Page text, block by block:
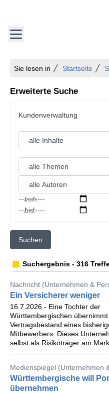
Sie lesen in Startseite
Erweiterte Suche
von:
bis:
Suchen
Suchergebnis - 316
Nachricht (Unternehmen &
Ein Versicherer weniger
16.7.2026 - Eine Tochter der
Württembergischen
Vertragsbestand eines
Mitbewerbers. Dieses
selbst als Risikoträger am
Medienspiegel (Unternehmen
Württembergische will
übernehmen